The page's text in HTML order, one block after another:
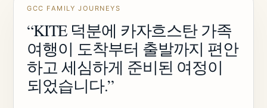
GCC FAMILY JOURNEYS
“KITE 덕분에 카자흐스탄 가족
여행이 도착부터 출발까지 편안
하고 세심하게 준비된 여정이
되었습니다.”